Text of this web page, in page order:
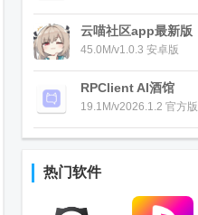
云喵社区app最新版
45.0M/v1.0.3 安卓版
RPClient AI酒馆
19.1M/v2026.1.2 官方版
热门软件